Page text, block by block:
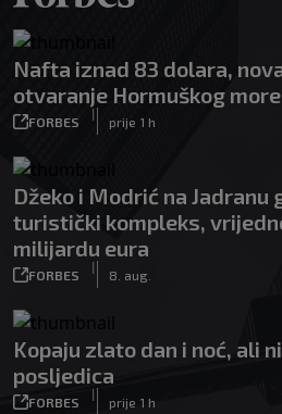
Nafta iznad 83 dolara,
otvaranje Hormuškog
FORBES
|
prije 1 h
Džeko i Modrić na Jadranu
turistički kompleks,
milijardu eura
FORBES
|
8. aug.
Kopaju zlato dan i noć, ali
posljedica
FORBES
|
prije 1 h